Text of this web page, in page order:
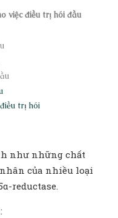
việc điều trị hói đầu
trị hói
như những chất
của nhiều loại
reductase.